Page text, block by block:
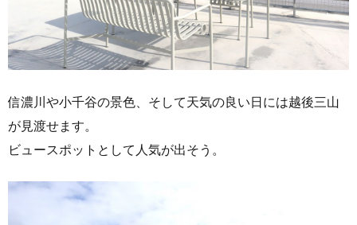
信濃川や小千谷の景色、そして天気の良い日には越後三山
が見渡せます。
ビュースポットとして人気が出そう。